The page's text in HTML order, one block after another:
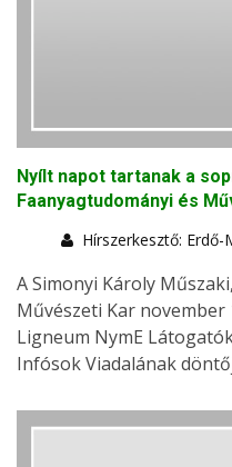
Nyílt napot tartanak a
Faanyagtudományi és
Hírszerkesztő: Erdő-
A Simonyi Károly
Művészeti Kar
Ligneum NymE
Infósok Viadalának